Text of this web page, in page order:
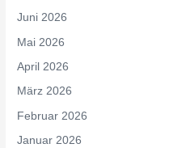
Juni 2026
Mai 2026
April 2026
März 2026
Februar 2026
Januar 2026